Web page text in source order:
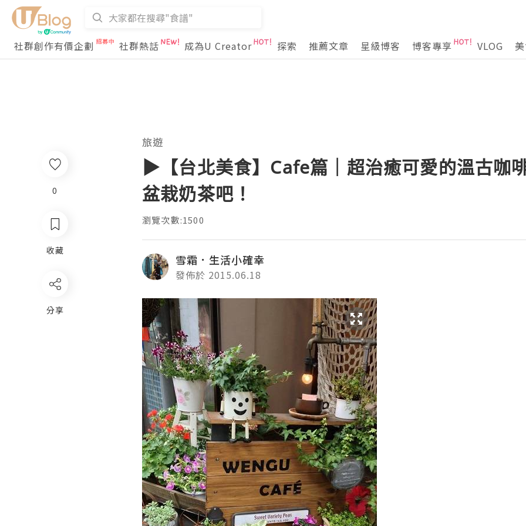
社群創作有價企劃 社群熱話 成為U Creator 探索 推薦文章 星級博客 博客專享 VLOG
0
收藏
分享
旅遊
▶【台北美食】Cafe篇｜超治癒可愛的溫古咖
盆栽奶茶吧！
瀏覽次數:1500
雪霜．生活小確幸
發佈於 2015.06.18